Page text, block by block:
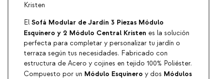
Kristen
El Sofá Modular de Jardín 3 Piezas Módulo
Esquinero y 2 Módulo Central Kristen es la solución
perfecta para completar y personalizar tu jardín o
terraza según tus necesidades. Fabricado con
estructura de Acero y cojines en tejido 100% Poliéster.
Compuesto por un Módulo Esquinero y dos Módulos